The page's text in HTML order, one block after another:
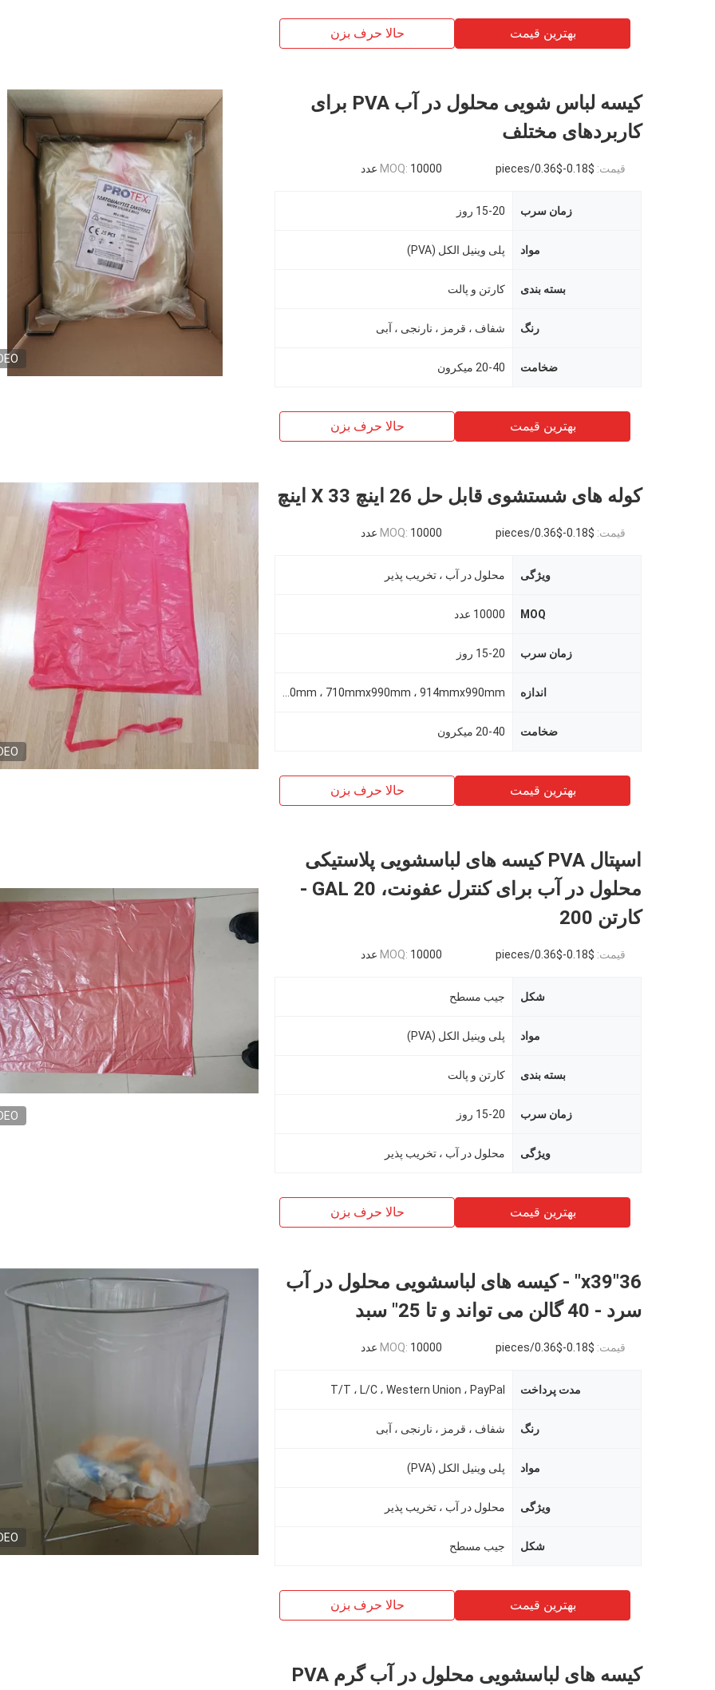
بهترین قیمت حالا حرف بزن
کیسه لباس شویی محلول در آب PVA برای
کاربردهای مختلف
قیمت: $0.18-$0.36/pieces
MOQ: 10000 عدد
زمان سرب 15-20 روز
مواد پلی وینیل الکل (PVA)
بسته بندی کارتن و پالت
رنگ شفاف ، قرمز ، نارنجی ، آبی
ضخامت 20-40 میکرون
بهترین قیمت حالا حرف بزن
کوله های شستشوی قابل حل 26 اینچ X 33 اینچ
قیمت: $0.18-$0.36/pieces
MOQ: 10000 عدد
ویژگی محلول در آب ، تخریب پذیر
MOQ 10000 عدد
زمان سرب 15-20 روز
اندازه
ضخامت 20-40 میکرون
بهترین قیمت حالا حرف بزن
اسپتال PVA کیسه های لباسشویی پلاستیکی
محلول در آب برای کنترل عفونت، 20 GAL -
کارتن 200
قیمت: $0.18-$0.36/pieces
MOQ: 10000 عدد
شکل جیب مسطح
مواد پلی وینیل الکل (PVA)
بسته بندی کارتن و پالت
زمان سرب 15-20 روز
ویژگی محلول در آب ، تخریب پذیر
بهترین قیمت حالا حرف بزن
36"x39" - کیسه های لباسشویی محلول در آب
سرد - 40 گالن می تواند و تا 25" سبد
قیمت: $0.18-$0.36/pieces
MOQ: 10000 عدد
مدت پرداخت T/T ، L/C ، Western Union ، PayPal
رنگ شفاف ، قرمز ، نارنجی ، آبی
مواد پلی وینیل الکل (PVA)
ویژگی محلول در آب ، تخریب پذیر
شکل جیب مسطح
بهترین قیمت حالا حرف بزن
کیسه های لباسشویی محلول در آب گرم PVA